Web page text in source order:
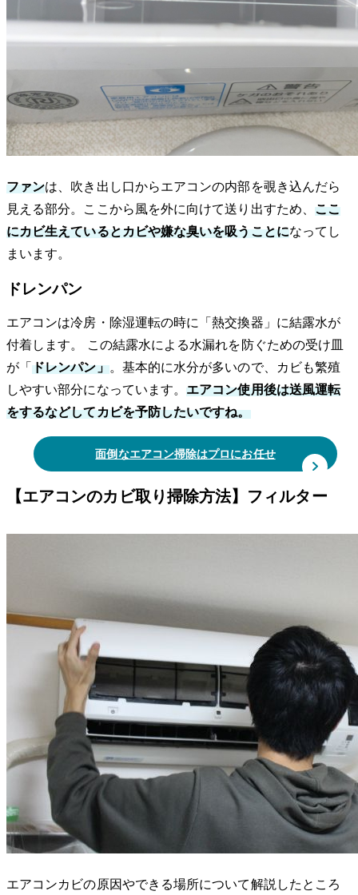
ファンは、吹き出し口からエアコンの内部を覗き込んだら
見える部分。ここから風を外に向けて送り出すため、 ここ
にカビ生えているとカビや嫌な臭いを吸うことになってし
まいます。
ドレンパン
エアコンは冷房・除湿運転の時に「熱交換器」に結露水が
付着します。 この結露水による水漏れを防ぐための受け皿
が「ドレンパン」。基本的に水分が多いので、カビも繁殖
しやすい部分になっています。エアコン使用後は送風運転
をするなどしてカビを予防したいですね。
面倒なエアコン掃除はプロにお任せ
【エアコンのカビ取り掃除方法】フィルター
エアコンカビの原因やできる場所について解説したところ